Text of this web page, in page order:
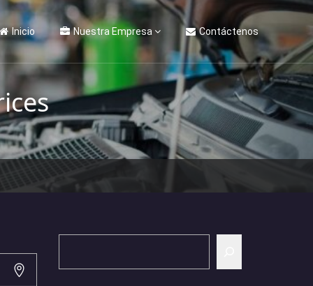
Inicio Nuestra Empresa Contáctenos